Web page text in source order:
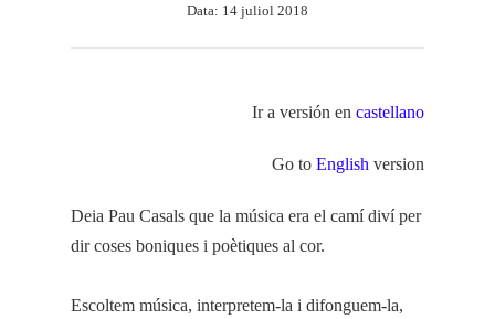
Data: 14 juliol 2018
Ir a versión en castellano
Go to English version
Deia Pau Casals que la música era el camí diví per
dir coses boniques i poètiques al cor.
Escoltem música, interpretem-la i difonguem-la,